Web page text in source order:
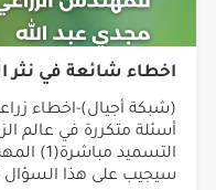
اخطاء شائعة في نثر
(شبكة أجيال)-اخطاء
أسئلة متكررة في عالم
التسميد
سيجيب على هذا السؤال